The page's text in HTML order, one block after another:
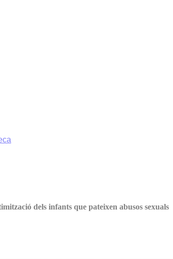
dels infants que pateixen abusos sexuals